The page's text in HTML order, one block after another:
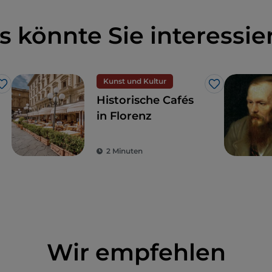
könnte Sie
Like
Kunst und Kultur
Like
Historische Cafés
in Florenz
2 Minuten
Wir empfehlen